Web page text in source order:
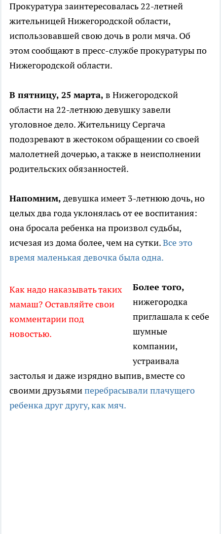
Прокуратура заинтересовалась 22-летней
жительницей Нижегородской области,
использовавшей свою дочь в роли мяча. Об
этом сообщают в пресс-службе прокуратуры по
Нижегородской области.
В пятницу, 25 марта, в Нижегородской
области на 22-летнюю девушку завели
уголовное дело. Жительницу Сергача
подозревают в жестоком обращении со своей
малолетней дочерью, а также в неисполнении
родительских обязанностей.
Напомним, девушка имеет 3-летнюю дочь, но
целых два года уклонялась от ее воспитания:
она бросала ребенка на произвол судьбы,
исчезая из дома более, чем на сутки.Все это
время маленькая девочка была одна.
Как надо наказывать таких
мамаш? Оставляйте свои
комментарии под
новостью.
Более того,
нижегородка
приглашала к себе
шумные
компании,
устраивала
застолья и даже изрядно выпив, вместе со
своими друзьямиперебрасывали плачущего
ребенка друг другу, как мяч.